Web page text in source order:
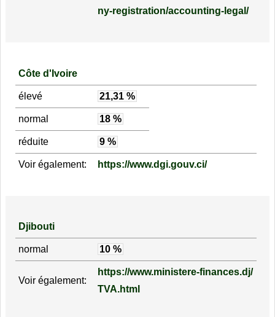
ny-registration/accounting-legal/
Côte d'Ivoire
élevé 21,31 %
normal 18 %
réduite 9 %
Voir également: https://www.dgi.gouv.ci/
Djibouti
normal 10 %
Voir également:
https://www.ministere-finances.dj/
TVA.html